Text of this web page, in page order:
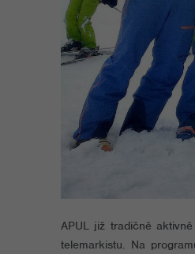
APUL již tradičně
telemarkistu. Na